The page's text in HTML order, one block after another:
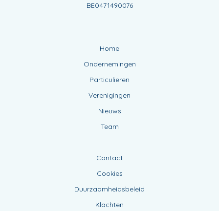
BE0471490076
Home
Ondernemingen
Particulieren
Verenigingen
Nieuws
Team
Contact
Cookies
Duurzaamheidsbeleid
Klachten